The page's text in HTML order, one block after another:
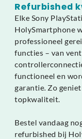
Refurbished
Elke Sony
HolySmartphone
professioneel
functies – van
functioneel en
garantie. Zo
topkwaliteit.
Bestel vandaag
refurbished bij